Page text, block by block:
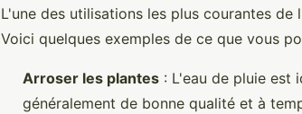
L'une des utilisations les plus courantes
Voici quelques exemples de ce que vous
Arroser les plantes : L'eau de pluie est
généralement de bonne qualité et à